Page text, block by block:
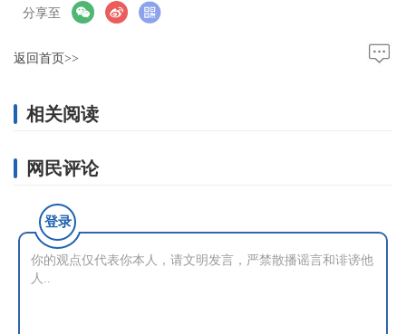
分享至
返回首页>>
相关阅读
网民评论
登录